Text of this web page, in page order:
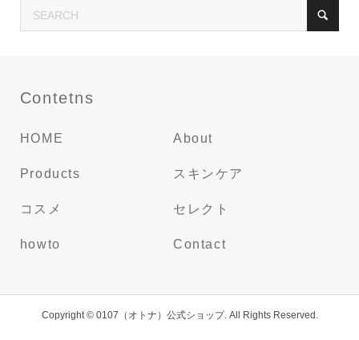
Contetns
HOME About
Products スキンケア
コスメ セレクト
howto Contact
Copyright ©0107（オトナ）公式ショップ. All Rights Reserved.